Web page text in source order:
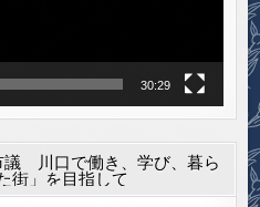
30:29
議 川口で働き、学び、暮ら
街」を目指して